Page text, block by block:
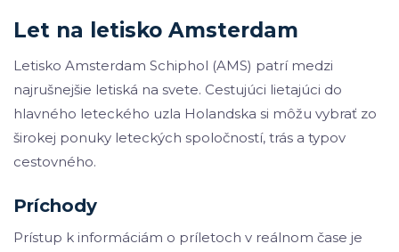
Let na letisko Amsterdam
Letisko Amsterdam Schiphol (AMS) patrí medzi
najrušnejšie letiská na svete. Cestujúci lietajúci do
hlavného leteckého uzla Holandska si môžu vybrať zo
širokej ponuky leteckých spoločností, trás a typov
cestovného.
Príchody
Prístup k informáciám o príletoch v reálnom čase je